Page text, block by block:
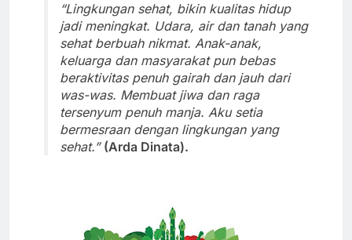
“Lingkungan sehat, bikin kualitas hidup
jadi meningkat. Udara, air dan tanah yang
sehat berbuah nikmat. Anak-anak,
keluarga dan masyarakat pun bebas
beraktivitas penuh gairah dan jauh dari
was-was. Membuat jiwa dan raga
tersenyum penuh manja. Aku setia
bermesraan dengan lingkungan yang
sehat.” (Arda Dinata).